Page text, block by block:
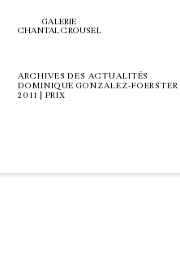
GALERIE
CHANTAL CROUSEL
ARCHIVES DES ACTUALITÉS
DOMINIQUE GONZALEZ-FOERSTER |
2011 | PRIX